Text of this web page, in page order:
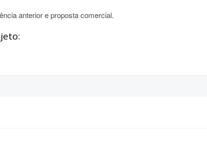
anterior e proposta comercial.